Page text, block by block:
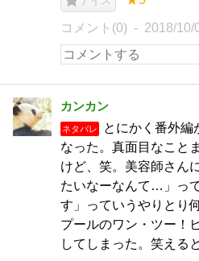
コメント(0) 2018/10/
カンカン
ネタバレ
とにかく番外編
なった。真面目なこと
けど、笑。美容師さん
たいなーなんて…」っ
す」っていうやりとり
プールのワン・ツー！
してしまった。笑える